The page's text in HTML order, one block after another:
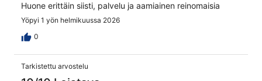
Huone erittäin siisti, palvelu ja aamiainen reinomaisia
Yöpyi 1 yön helmikuussa 2026
0
Tarkistettu arvostelu